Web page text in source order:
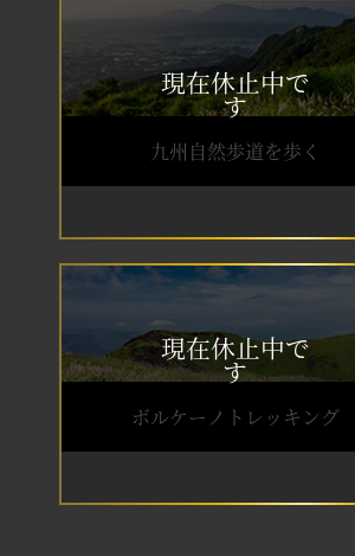
九州自然歩道を歩く
ボルケーノトレッキング